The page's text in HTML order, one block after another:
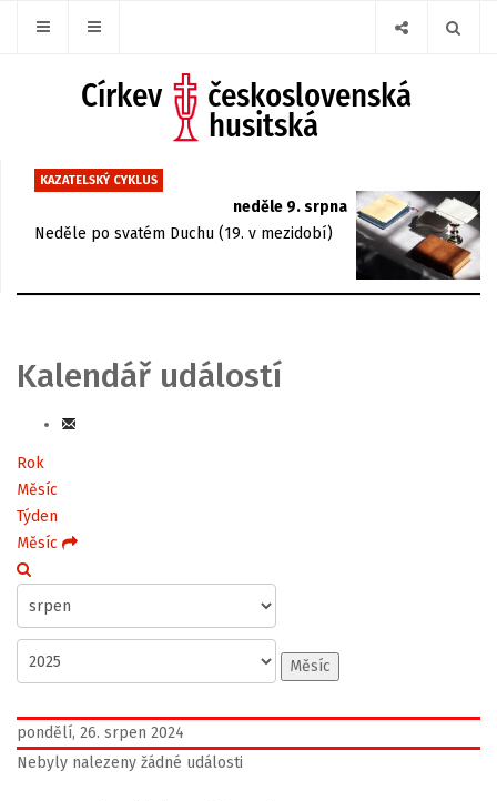
KAZATELSKÝ CYKLUS
neděle 9. srpna
Neděle po svatém Duchu (19. v mezidobí)
Kalendář událostí
Rok
Měsíc
Týden
Měsíc
Měsíc
pondělí, 26. srpen 2024
Nebyly nalezeny žádné události